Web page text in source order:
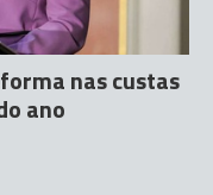
nas custas
ano